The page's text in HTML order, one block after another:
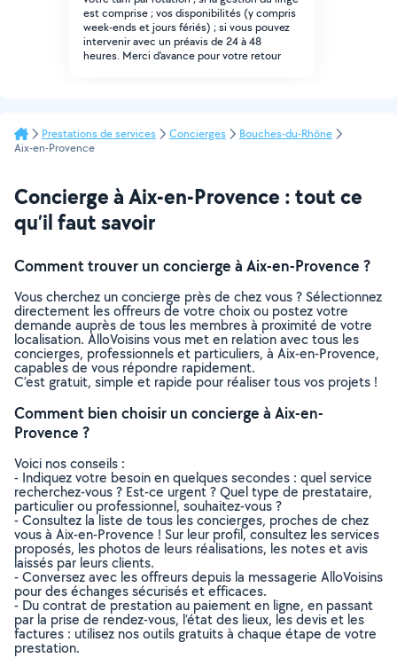
est comprise ; vos disponibilités (y compris
week-ends et jours fériés) ; si vous pouvez
intervenir avec un préavis de 24 à 48
heures. Merci d'avance pour votre retour
Prestations de services Concierges
Bouches-du-Rhône
Aix-en-Provence
Concierge à Aix-en-Provence : tout ce
qu’il faut savoir
Comment trouver un concierge à Aix-en-Provence ?
Vous cherchez un concierge près de chez vous ? Sélectionnez
directement les offreurs de votre choix ou postez votre
demande auprès de tous les membres à proximité de votre
localisation. AlloVoisins vous met en relation avec tous les
concierges, professionnels et particuliers, à Aix-en-Provence,
capables de vous répondre rapidement.
C’est gratuit, simple et rapide pour réaliser tous vos projets !
Comment bien choisir un concierge à Aix-en-
Provence ?
Voici nos conseils :
- Indiquez votre besoin en quelques secondes : quel service
recherchez-vous ? Est-ce urgent ? Quel type de prestataire,
particulier ou professionnel, souhaitez-vous ?
- Consultez la liste de tous les concierges, proches de chez
vous à Aix-en-Provence ! Sur leur profil, consultez les services
proposés, les photos de leurs réalisations, les notes et avis
laissés par leurs clients.
- Conversez avec les offreurs depuis la messagerie AlloVoisins
pour des échanges sécurisés et efficaces.
- Du contrat de prestation au paiement en ligne, en passant
par la prise de rendez-vous, l’état des lieux, les devis et les
factures : utilisez nos outils gratuits à chaque étape de votre
prestation.